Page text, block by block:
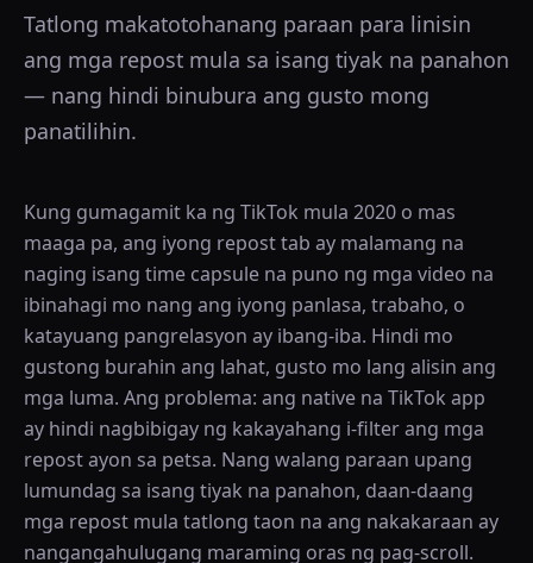
Tatlong makatotohanang paraan para linisin
ang mga repost mula sa isang tiyak na panahon
— nang hindi binubura ang gusto mong
panatilihin.
Kung gumagamit ka ng TikTok mula 2020 o mas
maaga pa, ang iyong repost tab ay malamang na
naging isang time capsule na puno ng mga video na
ibinahagi mo nang ang iyong panlasa, trabaho, o
katayuang pangrelasyon ay ibang-iba. Hindi mo
gustong burahin ang lahat, gusto mo lang alisin ang
mga luma. Ang problema: ang native na TikTok app
ay hindi nagbibigay ng kakayahang i-filter ang mga
repost ayon sa petsa. Nang walang paraan upang
lumundag sa isang tiyak na panahon, daan-daang
mga repost mula tatlong taon na ang nakakaraan ay
nangangahulugang maraming oras ng pag-scroll.